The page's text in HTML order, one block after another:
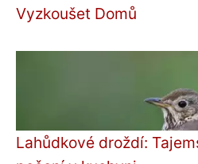
Vyzkoušet Domů
Lahůdkové droždí: